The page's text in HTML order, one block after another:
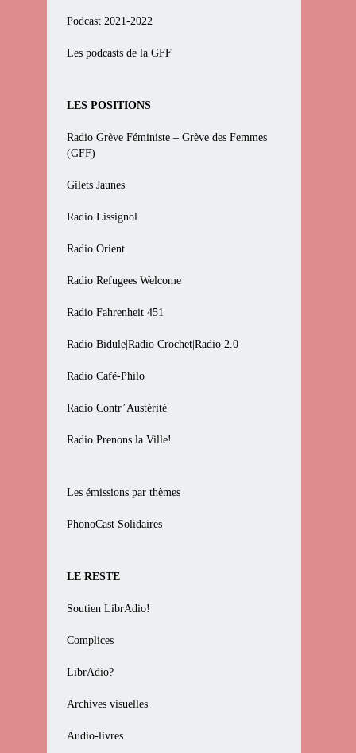
Podcast 2021-2022
Les podcasts de la GFF
LES POSITIONS
Radio Grève Féministe – Grève des Femmes
(GFF)
Gilets Jaunes
Radio Lissignol
Radio Orient
Radio Refugees Welcome
Radio Fahrenheit 451
Radio Bidule|Radio Crochet|Radio 2.0
Radio Café-Philo
Radio Contr’Austérité
Radio Prenons la Ville!
Les émissions par thèmes
PhonoCast Solidaires
LE RESTE
Soutien LibrAdio!
Complices
LibrAdio?
Archives visuelles
Audio-livres